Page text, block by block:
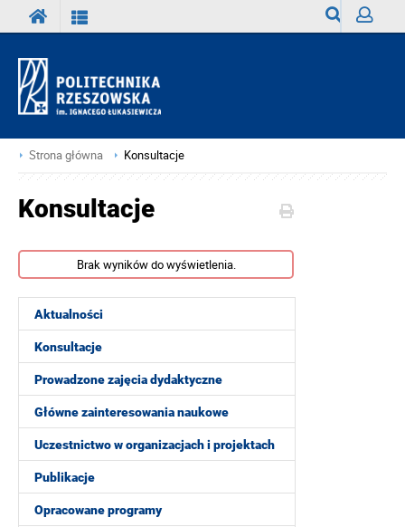
Strona główna Konsultacje
Aktualności
Konsultacje
Prowadzone zajęcia dydaktyczne
Główne zainteresowania naukowe
Uczestnictwo w organizacjach i projektach
Publikacje
Opracowane programy
Konsultacje
Brak wyników do wyświetlenia.